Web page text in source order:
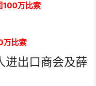
100万比索
万比索
进出口商会及薛